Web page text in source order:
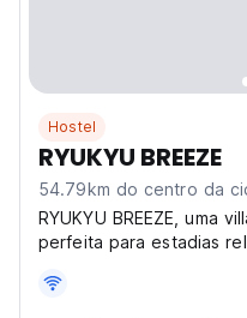
Hostel
RYUKYU BREEZE
54.79km do centro da
RYUKYU BREEZE, uma
perfeita para estadias
escapadelas com